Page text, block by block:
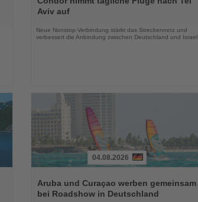
dieAviv auf
Neue Nonstop-Verbindung stärkt das Streckennetz und
verbessert die Anbindung zwischen Deutschland und Israel
Sie
die
04.08.2026
Aruba und Curaçao werben gemeinsam
bei Roadshow in Deutschland